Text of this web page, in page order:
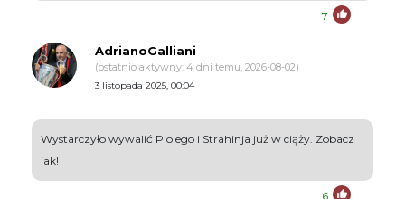
7
AdrianoGalliani
(ostatnio aktywny: 4 dni temu, 2026-08-02)
3 listopada 2025, 00:04
Wystarczyło wywalić Piolego i Strahinja już w ciąży. Zobacz
jak!
6